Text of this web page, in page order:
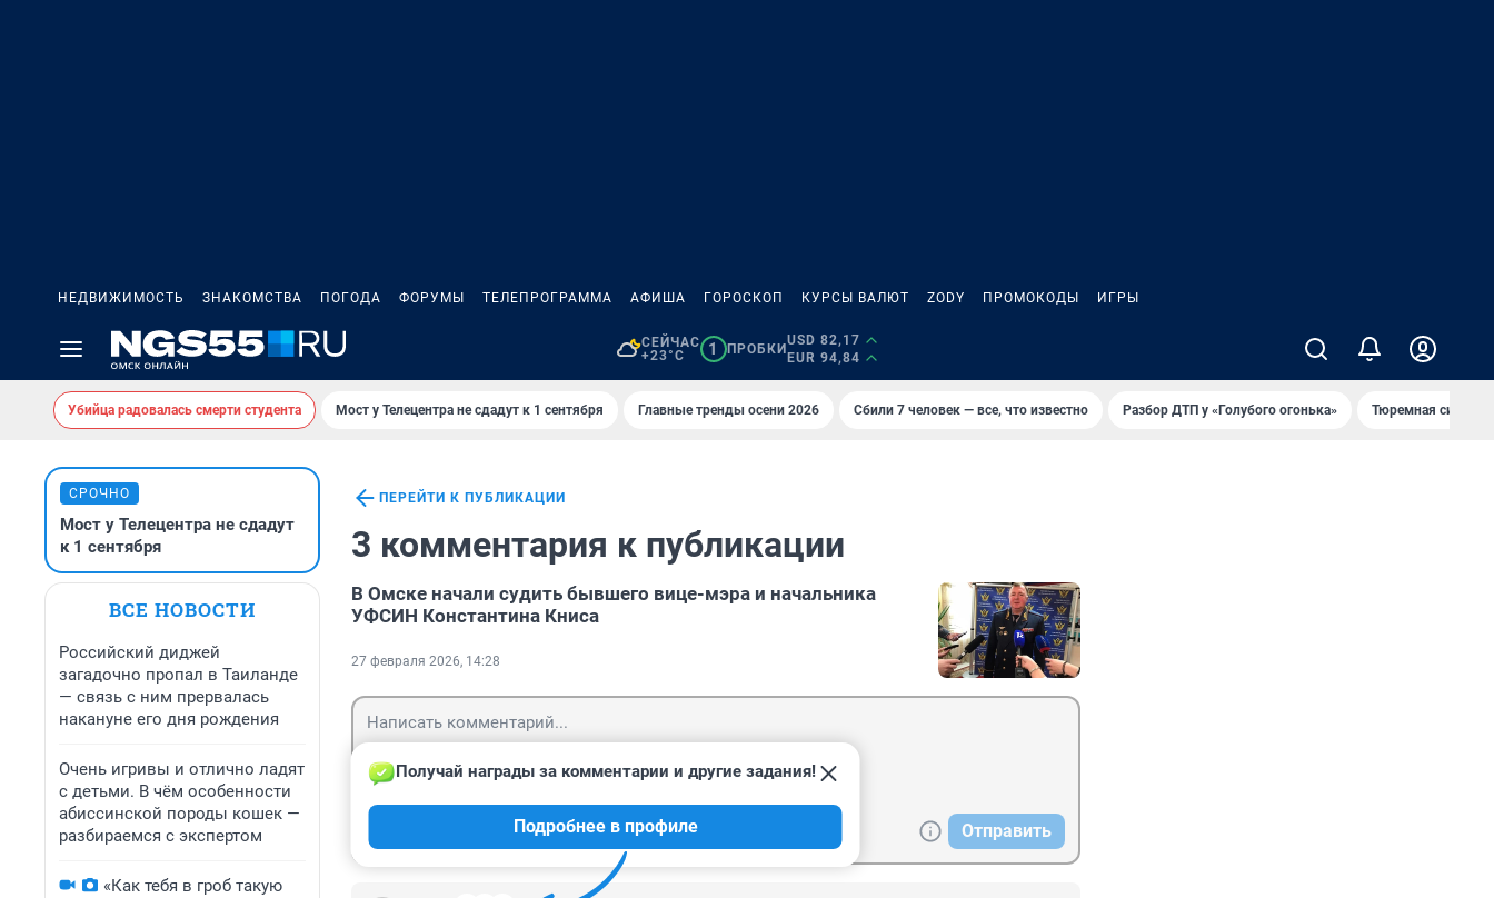
НЕДВИЖИМОСТЬ ЗНАКОМСТВА ПОГОДА ФОРУМЫ ТЕЛЕПРОГРАММА АФИША ГОРОСКОП КУРСЫ ВАЛЮТ ZODY ПРОМОКОДЫ ИГРЫ
СЕЙЧАС
+23°C
1 ПРОБКИ
USD 82,17
EUR 94,84
Убийца радовалась смерти студента Мост у Телецентра не сдадут к 1 сентября Главные тренды осени 2026 Сбили 7 человек — все, что известно Разбор ДТП у «Голубого огонька» Тюремная
СРОЧНО
Мост у Телецентра не сдадут
к 1 сентября
ВСЕ НОВОСТИ
Российский диджей
загадочно пропал в Таиланде
— связь с ним прервалась
накануне его дня рождения
Очень игривы и отлично ладят
с детьми. В чём особенности
абиссинской породы кошек —
разбираемся с экспертом
«Как тебя в гроб такую
ПЕРЕЙТИ К ПУБЛИКАЦИИ
3 комментария к публикации
В Омске начали судить бывшего вице-мэра и начальника
УФСИН Константина Книса
27 февраля 2026, 14:28
Отправить
Получай награды за комментарии и другие задания!
Подробнее в профиле